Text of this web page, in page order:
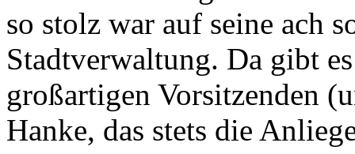
so stolz war auf seine ach
Stadtverwaltung. Da gibt
großartigen Vorsitzenden
Hanke, das stets die